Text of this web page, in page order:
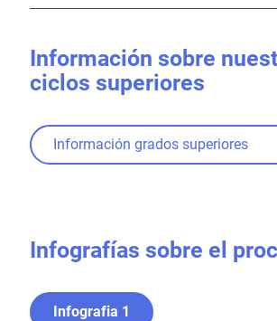
Información sobre
ciclos superiores
Información grados superiores
Infografías sobre el
Infografia 1